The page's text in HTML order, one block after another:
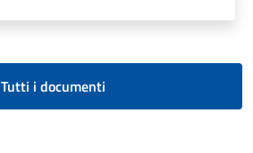
Tutti i documenti